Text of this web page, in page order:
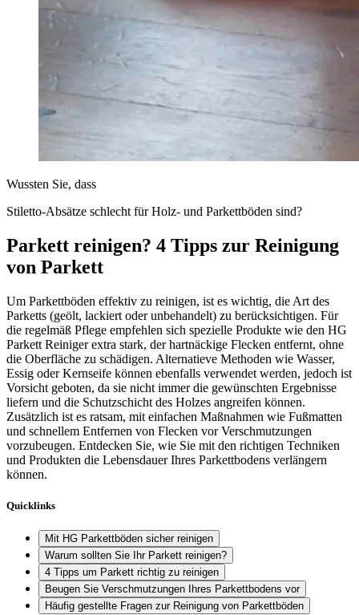
Wussten Sie, dass
Stiletto-Absätze schlecht für Holz- und Parkettböden sind?
Parkett reinigen? 4 Tipps zur Reinigung
von Parkett
Um Parkettböden effektiv zu reinigen, ist es wichtig, die Art des
Parketts (geölt, lackiert oder unbehandelt) zu berücksichtigen. Für
die regelmäß Pflege empfehlen sich spezielle Produkte wie den HG
Parkett Reiniger extra stark, der hartnäckige Flecken entfernt, ohne
die Oberfläche zu schädigen. Alternatieve Methoden wie Wasser,
Essig oder Kernseife können ebenfalls verwendet werden, jedoch ist
Vorsicht geboten, da sie nicht immer die gewünschten Ergebnisse
liefern und die Schutzschicht des Holzes angreifen können.
Zusätzlich ist es ratsam, mit einfachen Maßnahmen wie Fußmatten
und schnellem Entfernen von Flecken vor Verschmutzungen
vorzubeugen. Entdecken Sie, wie Sie mit den richtigen Techniken
und Produkten die Lebensdauer Ihres Parkettbodens verlängern
können.
Quicklinks
Mit HG Parkettböden sicher reinigen
Warum sollten Sie Ihr Parkett reinigen?
4 Tipps um Parkett richtig zu reinigen
Beugen Sie Verschmutzungen Ihres Parkettbodens vor
Häufig gestellte Fragen zur Reinigung von Parkettböden